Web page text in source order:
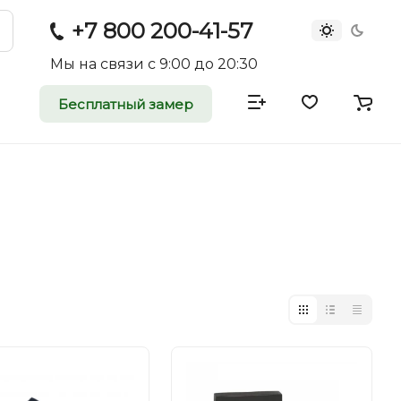
+7 800 200-41-57
Мы на связи с 9:00 до 20:30
Бесплатный замер
и